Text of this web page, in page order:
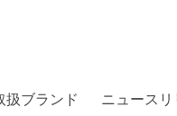
クな商品」「機能的な
扱ブランド ニュースリ